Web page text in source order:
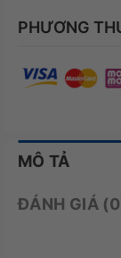
PHƯƠNG
MÔ TẢ
ĐÁNH GIÁ